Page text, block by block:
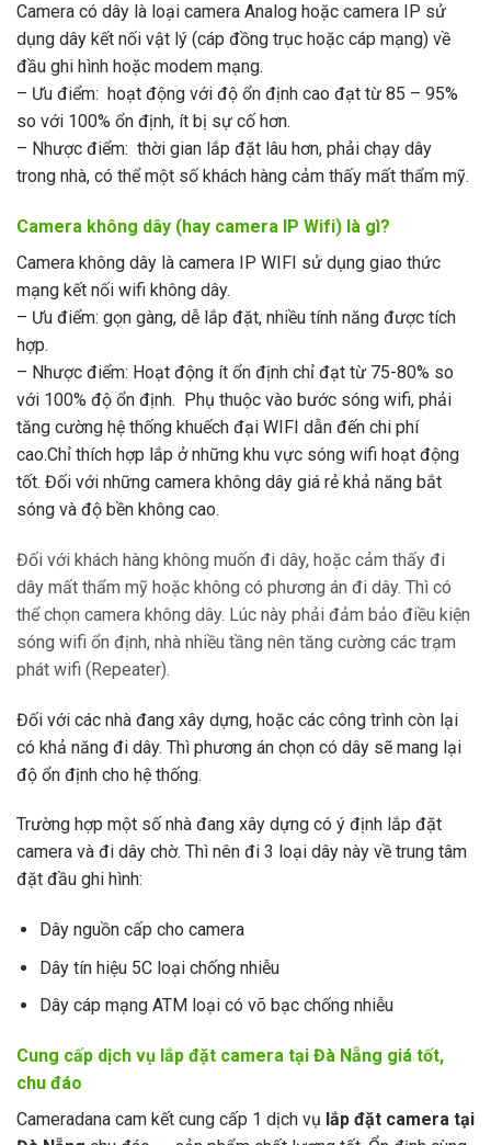
Camera có dây là loại camera Analog hoặc camera IP sử
dụng dây kết nối vật lý (cáp đồng trục hoặc cáp mạng) về
đầu ghi hình hoặc modem mạng.
– Ưu điểm: hoạt động với độ ổn định cao đạt từ 85 – 95%
so với 100% ổn định, ít bị sự cố hơn.
– Nhược điểm: thời gian lắp đặt lâu hơn, phải chạy dây
trong nhà, có thể một số khách hàng cảm thấy mất thẩm mỹ.
Camera không dây (hay camera IP Wifi) là gì?
Camera không dây là camera IP WIFI sử dụng giao thức
mạng kết nối wifi không dây.
– Ưu điểm: gọn gàng, dễ lắp đặt, nhiều tính năng được tích
hợp.
– Nhược điểm: Hoạt động ít ổn định chỉ đạt từ 75-80% so
với 100% độ ổn định. Phụ thuộc vào bước sóng wifi, phải
tăng cường hệ thống khuếch đại WIFI dẫn đến chi phí
cao.Chỉ thích hợp lắp ở những khu vực sóng wifi hoạt động
tốt. Đối với những camera không dây giá rẻ khả năng bắt
sóng và độ bền không cao.
Đối với khách hàng không muốn đi dây, hoặc cảm thấy đi
dây mất thẩm mỹ hoặc không có phương án đi dây. Thì có
thể chọn camera không dây. Lúc này phải đảm bảo điều kiện
sóng wifi ổn định, nhà nhiều tầng nên tăng cường các trạm
phát wifi (Repeater).
Đối với các nhà đang xây dựng, hoặc các công trình còn lại
có khả năng đi dây. Thì phương án chọn có dây sẽ mang lại
độ ổn định cho hệ thống.
Trường hợp một số nhà đang xây dựng có ý định lắp đặt
camera và đi dây chờ. Thì nên đi 3 loại dây này về trung tâm
đặt đầu ghi hình:
Dây nguồn cấp cho camera
Dây tín hiệu 5C loại chống nhiễu
Dây cáp mạng ATM loại có võ bạc chống nhiễu
Cung cấp dịch vụ lắp đặt camera tại Đà Nẵng giá tốt,
chu đáo
​​Cameradana cam kết cung cấp 1 dịch vụ lắp đặt camera tại